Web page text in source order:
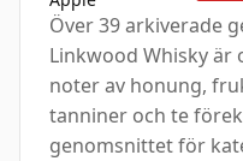
Över 39 arkiverade
Linkwood Whisky
noter av honung,
tanniner och te
genomsnittet för